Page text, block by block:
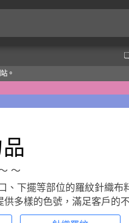
。
〜
下擺等部位的羅紋針織布
多樣的色號，滿足客戶的